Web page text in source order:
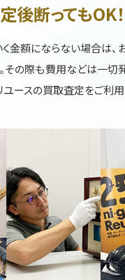
後断ってもOK！
金額にならない場合は、
その際も費用などは一切
ユースの買取査定をご利用